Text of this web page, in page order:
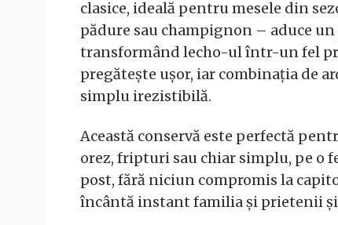
clasice, ideală pentru mesele din
pădure sau champignon – aduce
transformând lecho-ul într-un fel
pregătește ușor, iar combinația de
simplu irezistibilă.
Această conservă este perfectă
orez, fripturi sau chiar simplu, pe o
post, fără niciun compromis la
încântă instant familia și prietenii